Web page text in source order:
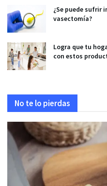
¿Se puede sufrir
vasectomía?
Logra que tu
con estos
No te lo pierdas